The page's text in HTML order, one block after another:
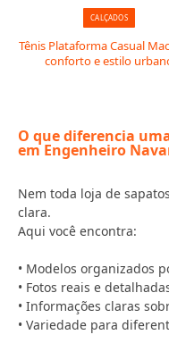
CALÇADOS
Tênis Plataforma Casual
conforto e estilo
O que diferencia
em Engenheiro
Nem toda loja de
clara.
Aqui você encontra:
• Modelos organizados
• Fotos reais e
• Informações claras
• Variedade para